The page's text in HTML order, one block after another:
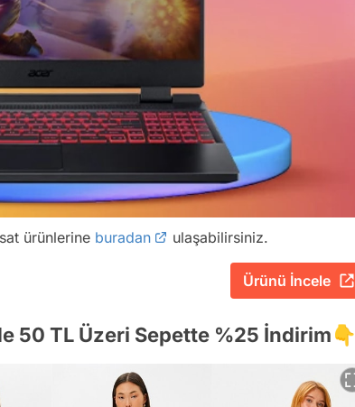
ürünlerine buradan ulaşabilirsiniz.
Ürünü İncele
50 TL Üzeri Sepette %25 İndirim👇